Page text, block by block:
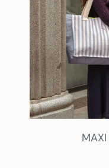
MAXI